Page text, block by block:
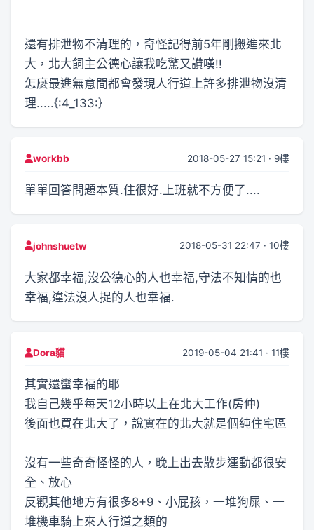
還有排泄物不清理的，奇怪記得前5年剛搬進來北
大，北大飼主公德心讓我吃驚又讚嘆!!
怎麼最進無意間都會發現人行道上許多排泄物沒清
理.....{:4_133:}
workbb 2018-05-27 15:21 · 9樓
單單回答問題本質.住很好.上班就不方便了....
johnshuetw 2018-05-31 22:47 · 10樓
大家都幸福,沒公德心的人也幸福,守法不知情的也
幸福,違法沒人捉的人也幸福.
Dora貓 2019-05-04 21:41 · 11樓
其實還蠻幸福的耶
我自己幾乎每天12小時以上在北大工作(房仲)
後面也買在北大了，說實在的北大就是個純住宅區
沒有一些奇奇怪怪的人，晚上出去散步運動都很安
全、放心
反觀其他地方有很多8+9、小屁孩，一堆狗屎、一
堆機車騎上來人行道之類的